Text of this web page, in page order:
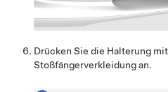
Drücken Sie die Halterung
Stoßfängerverkleidung an.